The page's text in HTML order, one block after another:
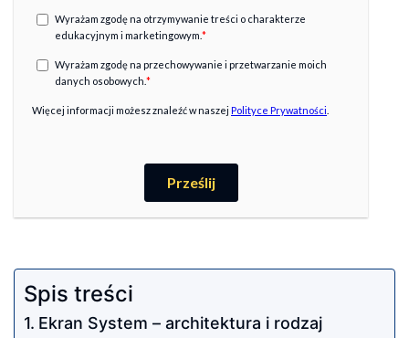
Spis treści
Ekran System – architektura i rodzaj